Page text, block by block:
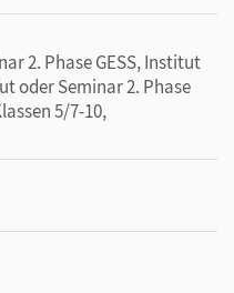
2. Phase GESS, Institut
oder Seminar 2. Phase
5/7-10,